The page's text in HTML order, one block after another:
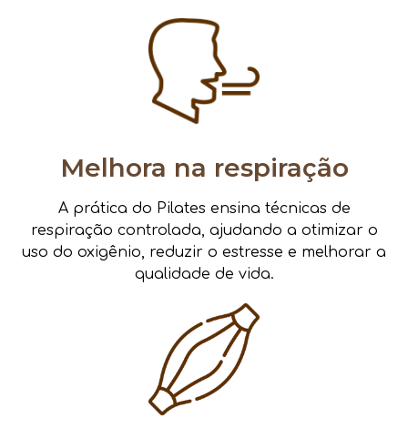
Melhora na respiração
A prática do Pilates ensina técnicas de
respiração controlada, ajudando a otimizar o
uso do oxigênio, reduzir o estresse e melhorar a
qualidade de vida.